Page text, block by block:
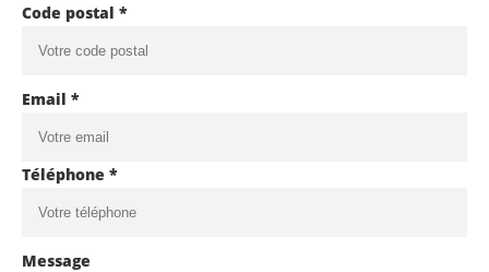
Code postal *
Email *
Téléphone *
Message